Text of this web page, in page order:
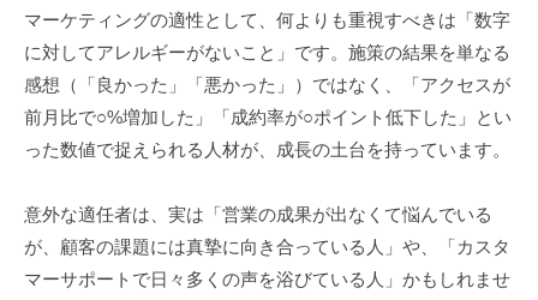
マーケティングの適性として、何よりも重視すべきは「数字
に対してアレルギーがないこと」です。施策の結果を単なる
感想（「良かった」「悪かった」）ではなく、「アクセスが
前月比で○%増加した」「成約率が○ポイント低下した」とい
った数値で捉えられる人材が、成長の土台を持っています。
意外な適任者は、実は「営業の成果が出なくて悩んでいる
が、顧客の課題には真摯に向き合っている人」や、「カスタ
マーサポートで日々多くの声を浴びている人」かもしれませ